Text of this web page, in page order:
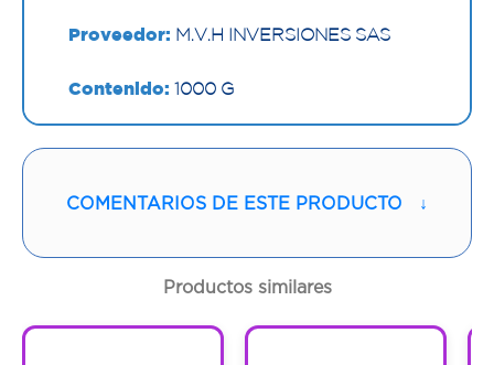
Proveedor: M.V.H INVERSIONES SAS
Contenido: 1000 G
Código:1295466
COMENTARIOS DE ESTE PRODUCTO ↓
Productos similares